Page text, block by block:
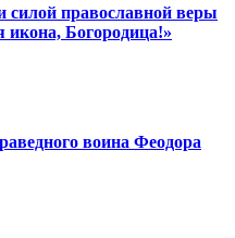
силой православной веры
икона, Богородица!»
воина Феодора